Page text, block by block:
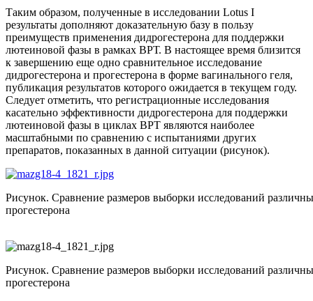
Таким образом, полученные в исследовании Lotus I
результаты дополняют доказательную базу в пользу
преимуществ применения дидрогестерона для поддержки
лютеиновой фазы в рамках ВРТ. В настоящее время близится
к завершению еще одно сравнительное исследование
дидрогестерона и прогестерона в форме вагинального геля,
публикация результатов которого ожидается в текущем году.
Следует отметить, что регистрационные исследования
касательно эффективности дидрогестерона для поддержки
лютеиновой фазы в циклах ВРТ являются наиболее
масштабными по сравнению с испытаниями других
препаратов, показанных в данной ситуации (рисунок).
Рисунок. Сравнение размеров выборки исследований
прогестерона
Рисунок. Сравнение размеров выборки исследований
прогестерона